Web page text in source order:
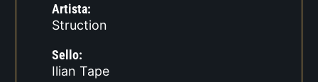
Artista:
Struction
Sello:
Ilian Tape